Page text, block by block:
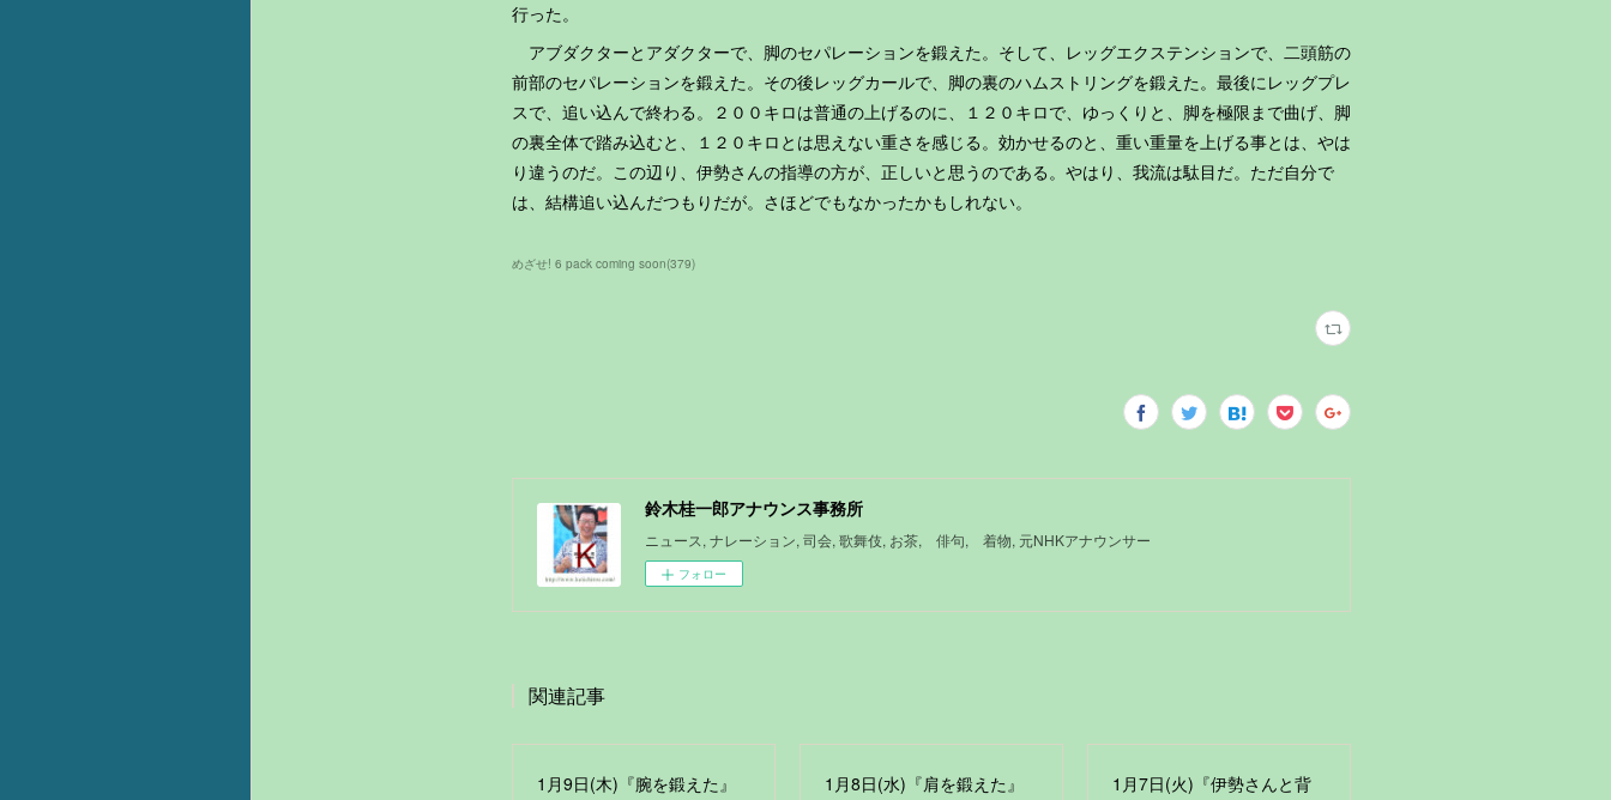
行った。
アブダクターとアダクターで、脚のセパレーションを鍛えた。そして、レッグエクステンションで、二頭筋の
前部のセパレーションを鍛えた。その後レッグカールで、脚の裏のハムストリングを鍛えた。最後にレッグプレ
スで、追い込んで終わる。２００キロは普通の上げるのに、１２０キロで、ゆっくりと、脚を極限まで曲げ、脚
の裏全体で踏み込むと、１２０キロとは思えない重さを感じる。効かせるのと、重い重量を上げる事とは、やは
り違うのだ。この辺り、伊勢さんの指導の方が、正しいと思うのである。やはり、我流は駄目だ。ただ自分で
は、結構追い込んだつもりだが。さほどでもなかったかもしれない。
めざせ! 6 pack coming soon(379)
鈴木桂一郎アナウンス事務所
ニュース, ナレーション, 司会, 歌舞伎, お茶, 俳句, 着物, 元NHKアナウンサー
フォロー
関連記事
1月9日(木)『腕を鍛えた』
1月8日(水)『肩を鍛えた』
1月7日(火)『伊勢さんと背